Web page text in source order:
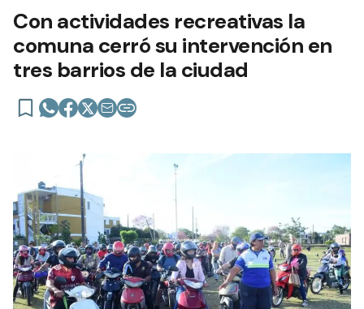
Con actividades recreativas la
comuna cerró su intervención en
tres barrios de la ciudad